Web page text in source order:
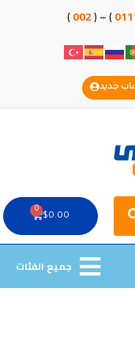
) – (
002
)
جديد
Search
$0.00
0
Cart
جميع الفئات